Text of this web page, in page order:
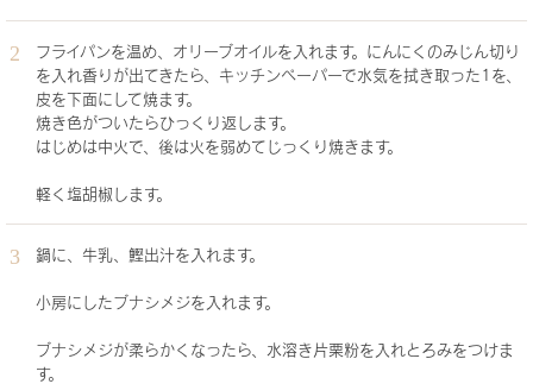
フライパンを温め、オリーブオイルを入れます。にんにくのみじん切り
を入れ香りが出てきたら、キッチンペーパーで水気を拭き取った1を、
皮を下面にして焼ます。
焼き色がついたらひっくり返します。
はじめは中火で、後は火を弱めてじっくり焼きます。
軽く塩胡椒します。
鍋に、牛乳、鰹出汁を入れます。
小房にしたブナシメジを入れます。
ブナシメジが柔らかくなったら、水溶き片栗粉を入れとろみをつけま
す。